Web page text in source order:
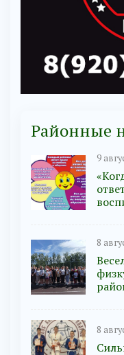
Районные
9
8
8